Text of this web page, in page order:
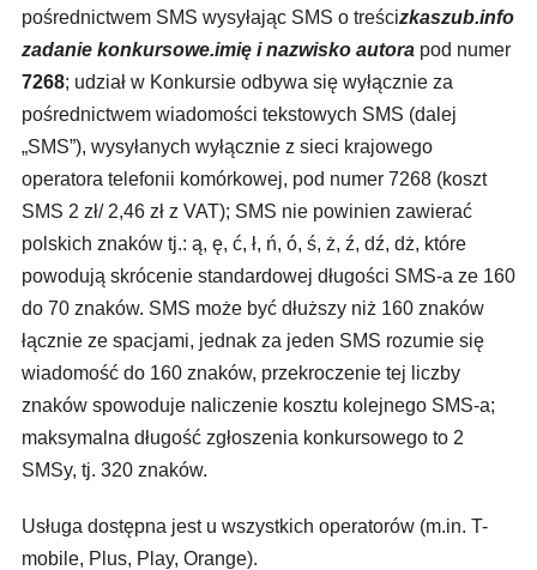
pośrednictwem SMS wysyłając SMS o treścizkaszub.info
zadanie konkursowe.imię i nazwisko autora pod numer
7268; udział w Konkursie odbywa się wyłącznie za
pośrednictwem wiadomości tekstowych SMS (dalej
„SMS”), wysyłanych wyłącznie z sieci krajowego
operatora telefonii komórkowej, pod numer 7268 (koszt
SMS 2 zł/ 2,46 zł z VAT); SMS nie powinien zawierać
polskich znaków tj.: ą, ę, ć, ł, ń, ó, ś, ż, ź, dź, dż, które
powodują skrócenie standardowej długości SMS-a ze 160
do 70 znaków. SMS może być dłuższy niż 160 znaków
łącznie ze spacjami, jednak za jeden SMS rozumie się
wiadomość do 160 znaków, przekroczenie tej liczby
znaków spowoduje naliczenie kosztu kolejnego SMS-a;
maksymalna długość zgłoszenia konkursowego to 2
SMSy, tj. 320 znaków.
Usługa dostępna jest u wszystkich operatorów (m.in. T-
mobile, Plus, Play, Orange).